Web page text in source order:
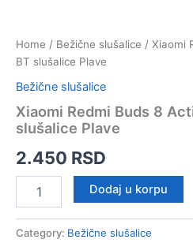
Home / Bežične slušalice / Xiaomi
BT slušalice Plave
Bežične slušalice
Xiaomi Redmi Buds 8
slušalice Plave
2.450 RSD
Redmi
8
Dodaj u korpu
Category: Bežične slušalice